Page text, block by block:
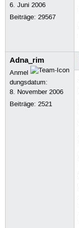
6. Juni 2006
Beiträge:29567
Adna_rim
Anmel
dungsdatum:
8. November 2006
Beiträge:2521